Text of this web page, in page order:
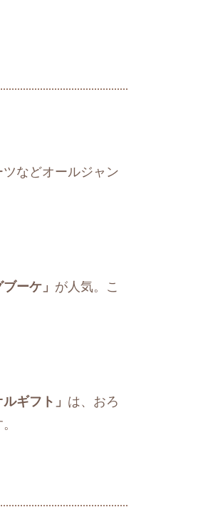
などオールジャン
ーケ」 が人気。こ
ギフト」 は、おろ